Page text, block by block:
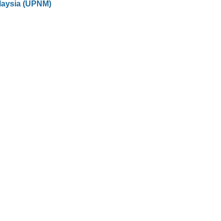
(UPNM)